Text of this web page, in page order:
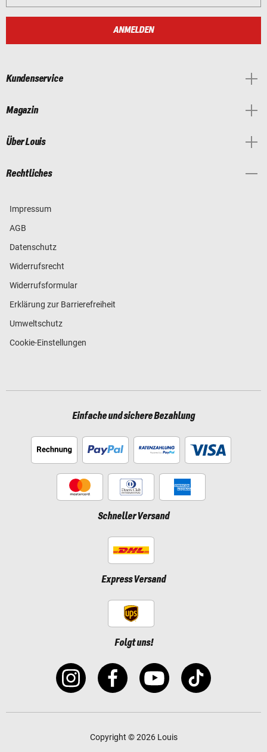
ANMELDEN
Kundenservice
Magazin
Über Louis
Rechtliches
Impressum
AGB
Datenschutz
Widerrufsrecht
Widerrufsformular
Erklärung zur Barrierefreiheit
Umweltschutz
Cookie-Einstellungen
Einfache und sichere Bezahlung
Schneller Versand
Express Versand
Folgt uns!
Copyright © 2026 Louis